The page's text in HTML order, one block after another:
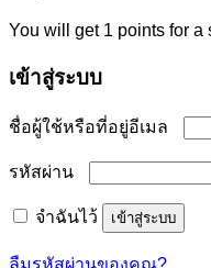
You will get 1 points for a
เข้าสู่ระบบ
ชื่อผู้ใช้หรือที่อยู่อีเมล
รหัสผ่าน
จำฉันไว้ เข้าสู่ระบบ